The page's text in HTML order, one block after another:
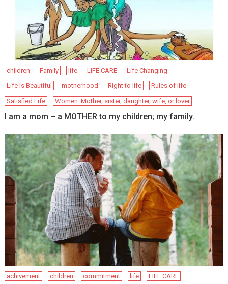
children Family life LIFE CARE
Life Changing
Life Is Beautiful
motherhood Right to life
Rules of life
Satisfied Life
Women. Mother, sister, daughter, wife, or lover
I am a mom – a MOTHER to my children; my family.
achivement children commitment life
LIFE CARE